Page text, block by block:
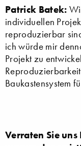
Patrick Batek:
individuellen
reproduzierbar
ich würde mir
Projekt zu
Baukastensystem
Verraten Sie